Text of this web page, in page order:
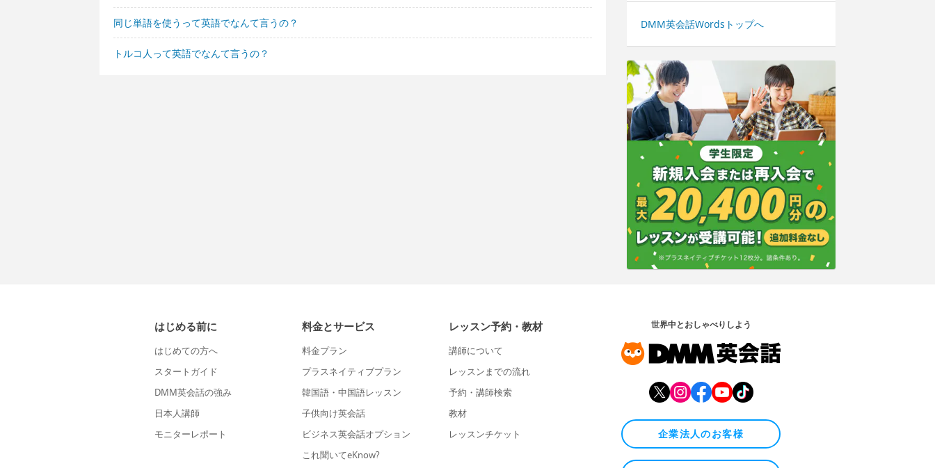
同じ単語を使うって英語でなんて言うの？
トルコ人って英語でなんて言うの？
DMM英会話Wordsトップへ
はじめる前に
はじめての方へ
スタートガイド
DMM英会話の強み
日本人講師
モニターレポート
料金とサービス
料金プラン
プラスネイティブプラン
韓国語・中国語レッスン
子供向け英会話
ビジネス英会話オプション
これ聞いてeKnow?
レッスン予約・教材
講師について
レッスンまでの流れ
予約・講師検索
教材
レッスンチケット
世界中とおしゃべりしよう
企業法人のお客様